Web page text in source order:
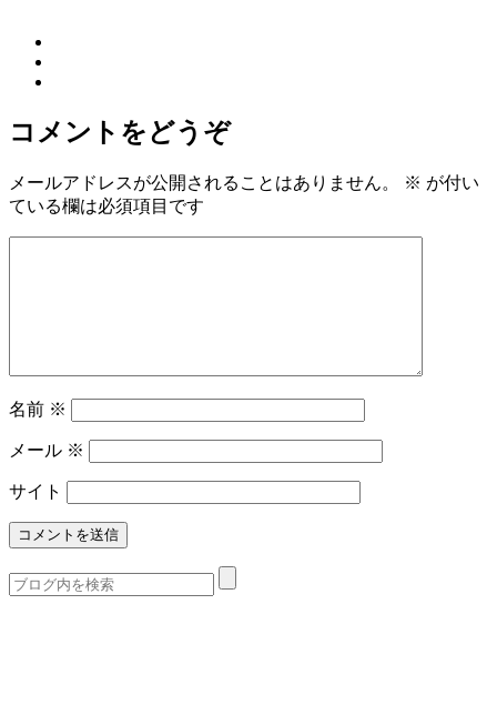
コメントをどうぞ
メールアドレスが公開されることはありません。 ※ が付い
ている欄は必須項目です
名前 ※
メール ※
サイト